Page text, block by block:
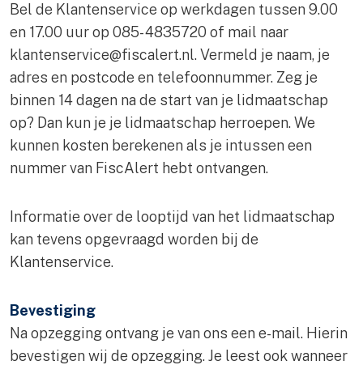
Bel de Klantenservice op werkdagen tussen 9.00
en 17.00 uur op 085- 4835720 of mail naar
klantenservice@fiscalert.nl. Vermeld je naam, je
adres en postcode en telefoonnummer. Zeg je
binnen 14 dagen na de start van je lidmaatschap
op? Dan kun je je lidmaatschap herroepen. We
kunnen kosten berekenen als je intussen een
nummer van FiscAlert hebt ontvangen.
Informatie over de looptijd van het lidmaatschap
kan tevens opgevraagd worden bij de
Klantenservice.
Bevestiging
Na opzegging ontvang je van ons een e-mail. Hierin
bevestigen wij de opzegging. Je leest ook wanneer